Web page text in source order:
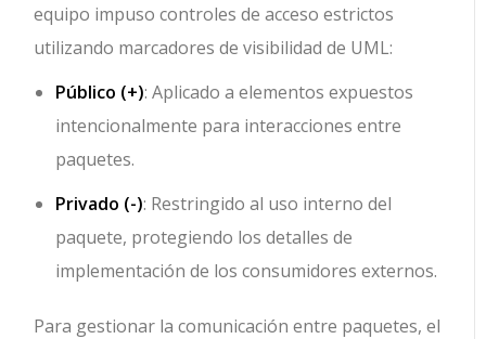
equipo impuso controles de acceso estrictos
utilizando marcadores de visibilidad de UML:
Público (+): Aplicado a elementos expuestos
intencionalmente para interacciones entre
paquetes.
Privado (-): Restringido al uso interno del
paquete, protegiendo los detalles de
implementación de los consumidores externos.
Para gestionar la comunicación entre paquetes, el